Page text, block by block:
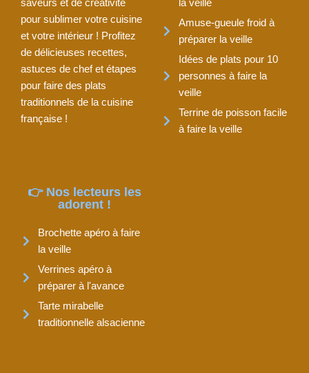
saveurs et de créativité
pour sublimer votre cuisine
et votre intérieur ! Profitez
de délicieuses recettes,
astuces de chef et étapes
pour faire des plats
traditionnels de la cuisine
française !
la veille
Amuse-gueule froid à
préparer la veille
Idées de plats pour 10
personnes à faire la
veille
Terrine de poisson facile
à faire la veille
👉 Nos lecteurs les
adorent !
Brochette apéro à faire
la veille
Verrines apéro à
préparer à l'avance
Tarte mirabelle
traditionnelle alsacienne